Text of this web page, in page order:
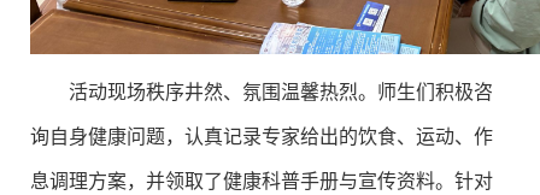
活动现场秩序井然、氛围温馨热烈。师生们积极咨
询自身健康问题，认真记录专家给出的饮食、运动、作
息调理方案，并领取了健康科普手册与宣传资料。针对